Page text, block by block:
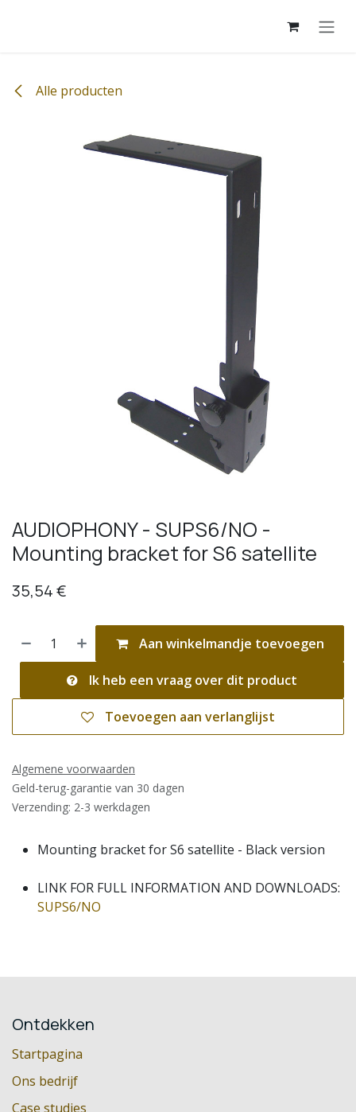
Alle producten
AUDIOPHONY - SUPS6/NO -
Mounting bracket for S6 satellite
35,54€
Aan winkelmandje toevoegen
Ik heb een vraag over dit product
Toevoegen aan verlanglijst
Algemene voorwaarden
Geld-terug-garantie van 30 dagen
Verzending: 2-3 werkdagen
Mounting bracket for S6 satellite - Black version
LINK FOR FULL INFORMATION AND DOWNLOADS:
SUPS6/NO
Ontdekken
Startpagina
Ons bedrijf
Case studies